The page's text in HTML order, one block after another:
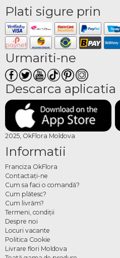
Plati sigure prin
Urmariti-ne
Descarca aplicatia
2025, OkFlora Moldova
Informatii
Franciza OkFlora
Contactaţi-ne
Cum sa faci o comandă?
Cum plătesc?
Cum livrăm?
Termeni, condiţii
Despre noi
Locuri vacante
Politica Cookie
Livrare flori Moldova